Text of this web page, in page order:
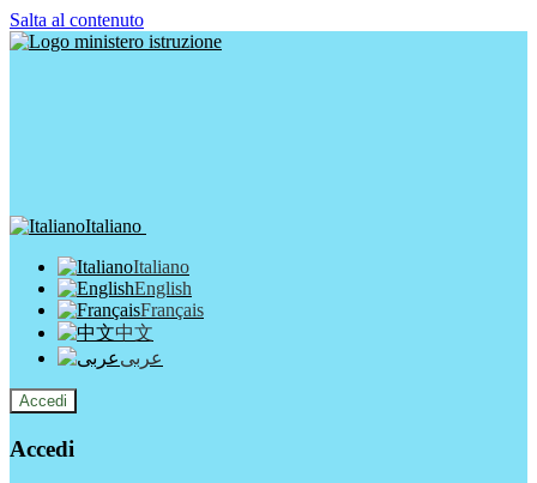
Salta al contenuto
Italiano
Italiano
English
Français
中文
عربى
Accedi
Accedi